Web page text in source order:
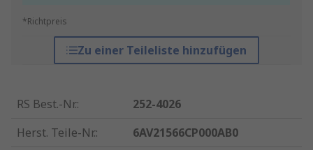
*Richtpreis
Zu einer Teileliste hinzufügen
RS Best.-Nr.:
252-4026
Herst. Teile-Nr.:
6AV21566CP000AB0